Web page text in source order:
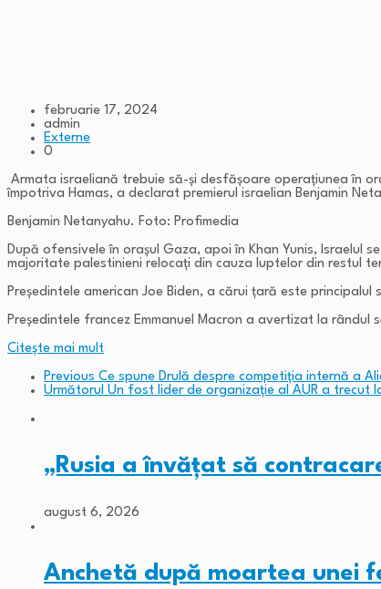
februarie 17, 2024
admin
Externe
0
Armata israeliană trebuie să-şi desfăşoare operaţiunea în
împotriva Hamas, a declarat premierul israelian Benjamin
Benjamin Netanyahu. Foto: Profimedia
După ofensivele în oraşul Gaza, apoi în Khan Yunis, Israelul
majoritate palestinieni relocaţi din cauza luptelor din restul
Preşedintele american Joe Biden, a cărui ţară este
Preşedintele francez Emmanuel Macron a avertizat la
Citeşte mai mult
Previous Ce spune Drulă despre competiția internă a
Următorul Un fost lider de organizație al AUR a trecut
„Rusia a învățat să
august 6, 2026
Anchetă după moartea unei